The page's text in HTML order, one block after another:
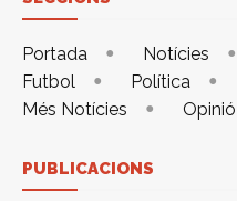
Portada Notícies
Futbol
Política
Més Notícies
Opinió
PUBLICACIONS